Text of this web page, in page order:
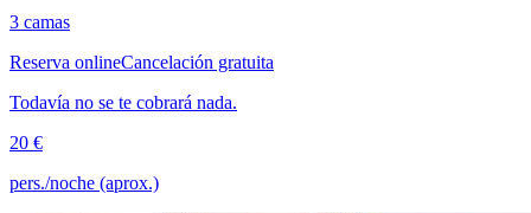
3 camas
Reserva onlineCancelación gratuita
Todavía no se te cobrará nada.
20 €
pers./noche (aprox.)